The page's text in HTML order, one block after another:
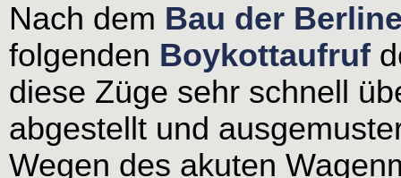
Nach dem Bau der
folgenden Boykottaufruf
diese Züge sehr schnell
abgestellt und
Wegen des akuten